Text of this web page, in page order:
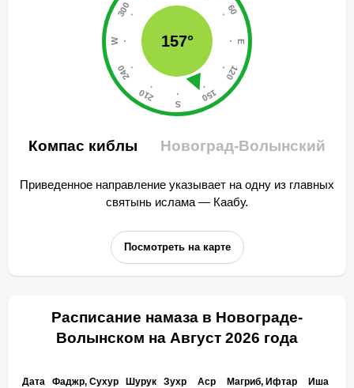
157°
Компас киблы Новоград-Волынский
Приведенное направление указывает на одну из главных
святынь ислама — Каабу.
Посмотреть на карте
Расписание намаза в Новограде-
Волынском на Август 2026 года
Дата Фаджр, Сухур Шурук Зухр Аср Магриб, Ифтар Иша